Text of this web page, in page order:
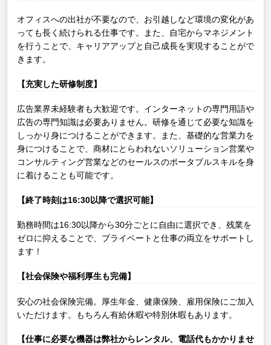
オフィスへの出社が不要なので、お引越しなど環境の変化があ
っても長く続けられる仕事です。また、自宅からマネジメント
を行うことで、キャリアアップと自己成長を実現することがで
きます。
【充実した研修制度】
広告業界未経験者も大歓迎です。インターネットの専門用語や
広告の専門知識は必要ありません。研修を通じて必要な知識を
しっかり身につけることができます。また、基礎的な営業力を
身につけることで、商材にとらわれないソリューション営業や
コンサルティング営業などのセールスのポータブルスキルを身
に着けることも可能です。
【終了時刻は16:30以降で選択可能】
勤務時間は16:30以降から30分ごとに自由に選択でき、残業を
ゼロに抑えることで、プライベートと仕事の両立をサポートし
ます！
【社会保険や福利厚生も完備】
安心の社会保険完備。厚生年金、健康保険、雇用保険にご加入
いただけます。もちろん有給休暇や特別休暇もあります。
【仕事に必要な機器は弊社からレンタル、電話代もかかりませ